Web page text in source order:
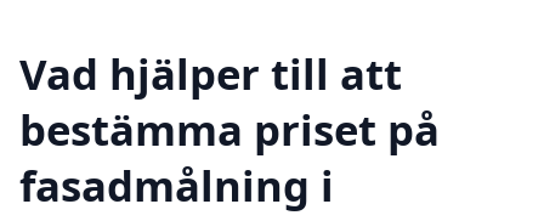
Vad hjälper till att
bestämma priset på
fasadmålning i